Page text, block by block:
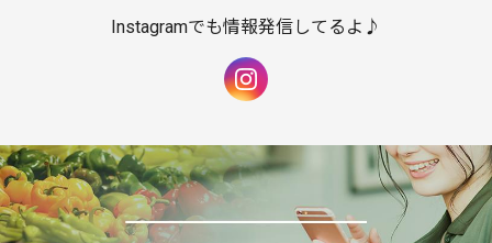
Instagramでも情報発信してるよ♪